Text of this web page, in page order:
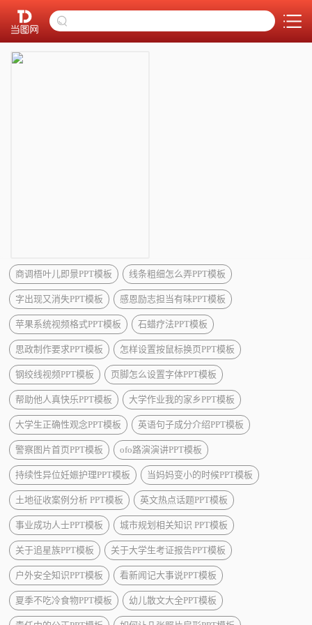
商调梧叶儿即景PPT模板 线条粗细怎么弄PPT模板
字出现又消失PPT模板 感恩励志担当有味PPT模板
苹果系统视频格式PPT模板 石蜡疗法PPT模板
思政制作要求PPT模板 怎样设置按鼠标换页PPT模板
钢绞线视频PPT模板 页脚怎么设置字体PPT模板
帮助他人真快乐PPT模板 大学作业我的家乡PPT模板
大学生正确性观念PPT模板 英语句子成分介绍PPT模板
警察图片首页PPT模板 ofo路演演讲PPT模板
持续性异位妊娠护理PPT模板 当妈妈变小的时候PPT模板
土地征收案例分析 PPT模板 英文热点话题PPT模板
事业成功人士PPT模板 城市规划相关知识 PPT模板
关于追星族PPT模板 关于大学生考证报告PPT模板
户外安全知识PPT模板 看新闻记大事说PPT模板
夏季不吃冷食物PPT模板 幼儿散文大全PPT模板